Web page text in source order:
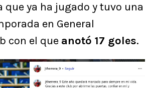
que ya ha jugado y tuvo una
en General
con el que anotó 17 goles.